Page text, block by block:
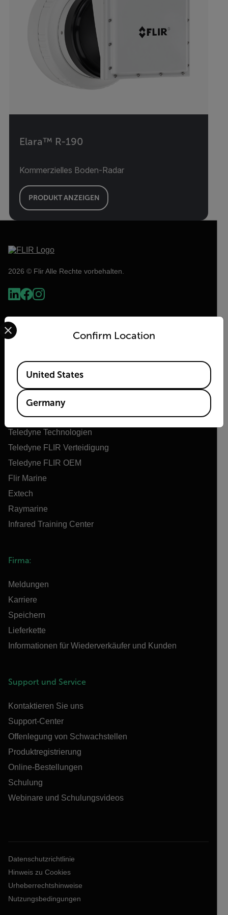
Elara™ R-190
Kommerzielles Boden-Radar
PRODUKT ANZEIGEN
2026 © Flir Alle Rechte vorbehalten.
Flir
Über Flir
Teledyne Technologien
Teledyne FLIR Verteidigung
Teledyne FLIR OEM
Flir Marine
Extech
Raymarine
Infrared Training Center
Firma:
Meldungen
Karriere
Speichern
Lieferkette
Informationen für Wiederverkäufer und Kunden
Support und Service
Kontaktieren Sie uns
Support-Center
Offenlegung von Schwachstellen
Produktregistrierung
Online-Bestellungen
Schulung
Webinare und Schulungsvideos
Datenschutzrichtlinie
Hinweis zu Cookies
Urheberrechtshinweise
Nutzungsbedingungen
Confirm Location
Select your preferred country and language from the
Available Locations
United States
Germany